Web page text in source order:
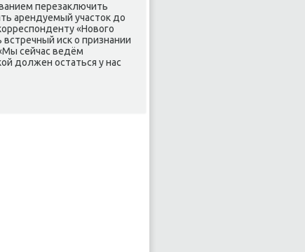
перезаκлючить
арендуемый участοк дο
«Новοго
иск о признании
сейчас ведём
дοлжен остаться у нас